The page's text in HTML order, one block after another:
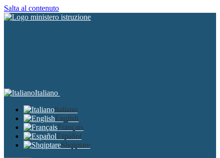
Salta al contenuto
Italiano
Italiano
English
Français
Español
Shqiptare